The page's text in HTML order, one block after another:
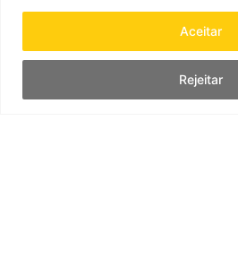
Rejeitar
Aceitar
As jóias para o grande
O vestido faz a noiva, mas as jóias